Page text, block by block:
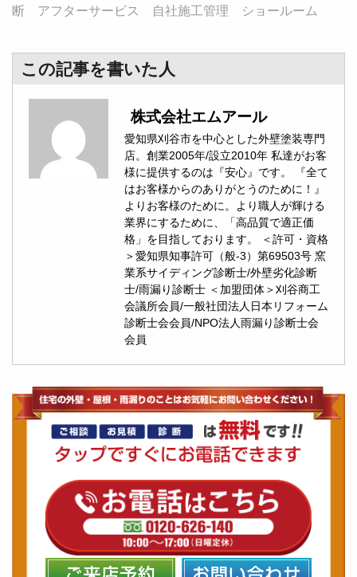
断 アフターサービス 自社施工管理 ショールーム
この記事を書いた人
株式会社エムアール
愛知県刈谷市を中心とした外壁塗装専門
店。創業2005年/設立2010年 私達がお客
様に提供するのは『安心』です。 『全て
はお客様からのありがとうのために！』
よりお客様のために。より職人が輝ける
業界にするために、「高品質で適正価
格」を目指しております。 ＜許可・資格
＞愛知県知事許可（般-3）第69503号 窯
業系サイディング診断士/外壁劣化診断
士/雨漏り診断士 ＜加盟団体＞刈谷商工
会議所会員/一般社団法人日本リフォーム
診断士会会員/NPO法人雨漏り診断士会
会員